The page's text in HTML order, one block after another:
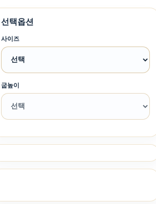
선택옵션
사이즈
굽높이